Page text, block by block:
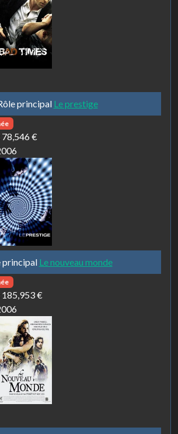
principal Le prestige
78,546 €
principal Le nouveau monde
185,953 €